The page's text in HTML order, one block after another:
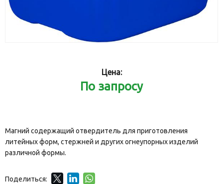
Цена:
По запросу
Магний содержащий отвердитель для приготовления
литейных форм, стержней и других огнеупорных изделий
различной формы.
Поделиться: